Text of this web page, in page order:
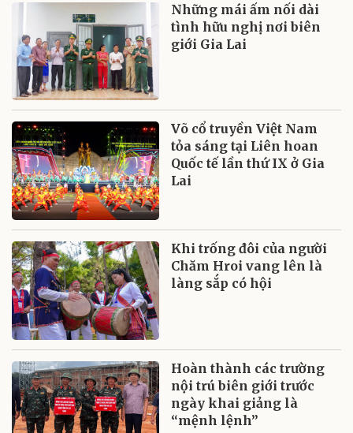
Những mái ấm nối dài
tình hữu nghị nơi biên
giới Gia Lai
Võ cổ truyền Việt Nam
tỏa sáng tại Liên hoan
Quốc tế lần thứ IX ở Gia
Lai
Khi trống đôi của người
Chăm Hroi vang lên là
làng sắp có hội
Hoàn thành các trường
nội trú biên giới trước
ngày khai giảng là
“mệnh lệnh”